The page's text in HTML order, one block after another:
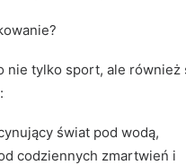
nie tylko sport, ale również
świat pod wodą,
codziennych zmartwień i